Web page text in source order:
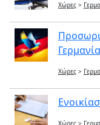
Χώρες >
Χώρες >
Χώρες >